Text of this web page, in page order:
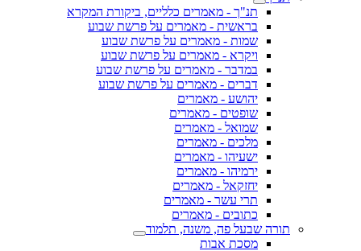
תנ"ך - מאמרים כלליים, ביקורת המקרא
בראשית - מאמרים על פרשת שבוע
שמות - מאמרים על פרשת שבוע
ויקרא - מאמרים על פרשת שבוע
במדבר - מאמרים על פרשת שבוע
דברים - מאמרים על פרשת שבוע
יהושע - מאמרים
שופטים - מאמרים
שמואל - מאמרים
מלכים - מאמרים
ישעיהו - מאמרים
ירמיהו - מאמרים
יחזקאל - מאמרים
תרי עשר - מאמרים
כתובים - מאמרים
תורה שבעל פה, משנה, תלמוד
מסכת אבות